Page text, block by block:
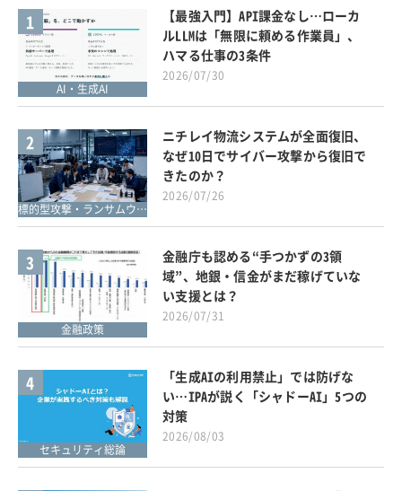
1
AI・生成AI
【最強入門】API課金なし…ローカ
ルLLMは「無限に頼める作業員」、
ハマる仕事の3条件
2026/07/30
2
標的型攻撃・ランサムウェア対策
ニチレイ物流システムが全面復旧、
なぜ10日でサイバー攻撃から復旧で
きたのか？
2026/07/26
3
金融政策
金融庁も認める“手つかずの3領
域”、地銀・信金がまだ稼げていな
い支援とは？
2026/07/31
4
セキュリティ総論
「生成AIの利用禁止」では防げな
い…IPAが説く「シャドーAI」5つの
対策
2026/08/03